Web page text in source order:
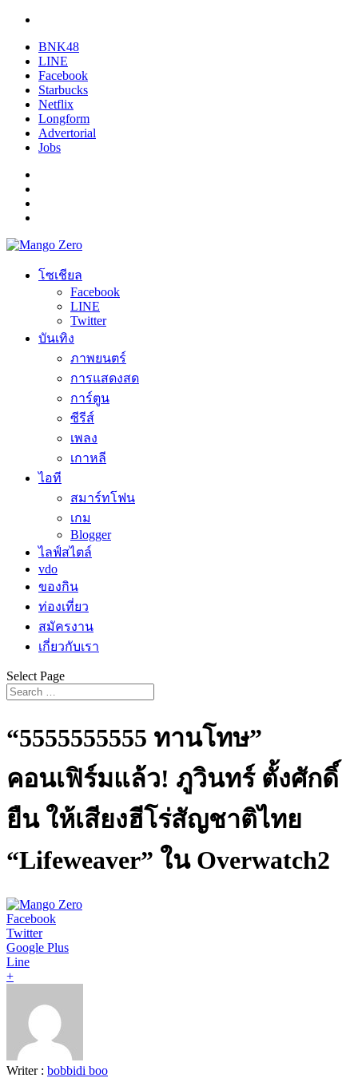
BNK48
LINE
Facebook
Starbucks
Netflix
Longform
Advertorial
Jobs
โซเชียล
Facebook
LINE
Twitter
บันเทิง
ภาพยนตร์
การแสดงสด
การ์ตูน
ซีรีส์
เพลง
เกาหลี
ไอที
สมาร์ทโฟน
เกม
Blogger
ไลฟ์สไตล์
vdo
ของกิน
ท่องเที่ยว
สมัครงาน
เกี่ยวกับเรา
Select Page
“5555555555 ทานโทษ”
คอนเฟิร์มแล้ว! ภูวินทร์ ตั้งศักดิ์
ยืน ให้เสียงฮีโร่สัญชาติไทย
“Lifeweaver” ใน Overwatch2
Facebook
Twitter
Google Plus
Line
+
Writer : bobbidi boo